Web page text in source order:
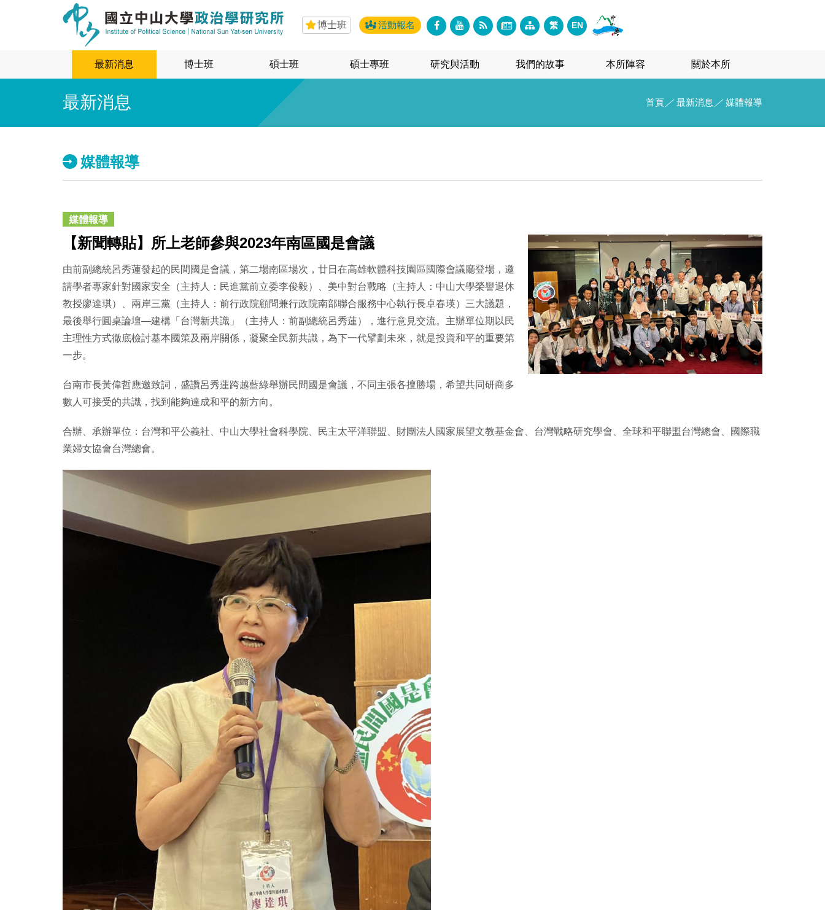
博士班 活動報名 繁 EN
最新消息 博士班 碩士班 碩士專班 研究與活動 我們的故事 本所陣容 關於本所
最新消息 首頁 ／ 最新消息 ／ 媒體報導
媒體報導
媒體報導
【新聞轉貼】所上老師參與2023年南區國是會議
由前副總統呂秀蓮發起的民間國是會議，第二場南區場次，廿日在高雄軟體科技園區國際會議廳登場，邀
請學者專家針對國家安全（主持人：民進黨前立委李俊毅）、美中對台戰略（主持人：中山大學榮譽退休
教授廖達琪）、兩岸三黨（主持人：前行政院顧問兼行政院南部聯合服務中心執行長卓春瑛）三大議題，
最後舉行圓桌論壇—建構「台灣新共識」（主持人：前副總統呂秀蓮），進行意見交流。主辦單位期以民
主理性方式徹底檢討基本國策及兩岸關係，凝聚全民新共識，為下一代擘劃未來，就是投資和平的重要第
一步。
台南市長黃偉哲應邀致詞，盛讚呂秀蓮跨越藍綠舉辦民間國是會議，不同主張各擅勝場，希望共同研商多
數人可接受的共識，找到能夠達成和平的新方向。
合辦、承辦單位：台灣和平公義社、中山大學社會科學院、民主太平洋聯盟、財團法人國家展望文教基金會、台灣戰略研究學會、全球和平聯盟台灣總會、國際職
業婦女協會台灣總會。